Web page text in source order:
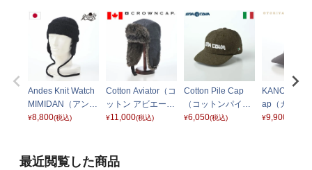
Andes Knit Watch
MIMIDAN（アンデ
スニットワッチ 耳
¥8,800(税込)
Cotton Aviator（コ
ットン アビエータ
ー） ネイビー
¥11,000(税込)
Cotton Pile Cap
（コットンパイル
キャップ） ES603
¥6,050(税込)
KANOKO
ap（カノコ
ュキャップ
¥9,900
最近閲覧した商品